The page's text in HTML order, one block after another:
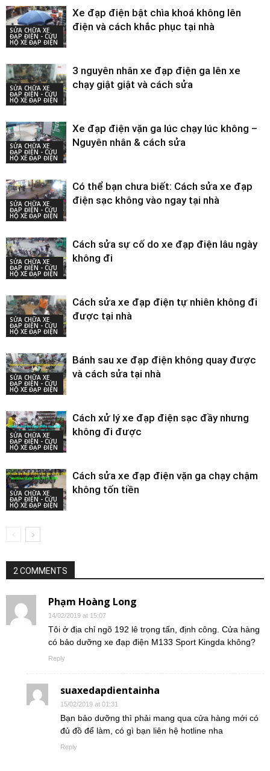
SỬA CHỮA XE
ĐẠP ĐIỆN - CỨU
HỘ XE ĐẠP ĐIỆN
Xe đạp điện bật chìa khoá không lên
điện và cách khắc phục tại nhà
SỬA CHỮA XE
ĐẠP ĐIỆN - CỨU
HỘ XE ĐẠP ĐIỆN
3 nguyên nhân xe đạp điện ga lên xe
chạy giật giật và cách sửa
SỬA CHỮA XE
ĐẠP ĐIỆN - CỨU
HỘ XE ĐẠP ĐIỆN
Xe đạp điện vặn ga lúc chạy lúc không –
Nguyên nhân & cách sửa
SỬA CHỮA XE
ĐẠP ĐIỆN - CỨU
HỘ XE ĐẠP ĐIỆN
Có thể bạn chưa biết: Cách sửa xe đạp
điện sạc không vào ngay tại nhà
SỬA CHỮA XE
ĐẠP ĐIỆN - CỨU
HỘ XE ĐẠP ĐIỆN
Cách sửa sự cố do xe đạp điện lâu ngày
không đi
SỬA CHỮA XE
ĐẠP ĐIỆN - CỨU
HỘ XE ĐẠP ĐIỆN
Cách sửa xe đạp điện tự nhiên không đi
được tại nhà
SỬA CHỮA XE
ĐẠP ĐIỆN - CỨU
HỘ XE ĐẠP ĐIỆN
Bánh sau xe đạp điện không quay được
và cách sửa tại nhà
SỬA CHỮA XE
ĐẠP ĐIỆN - CỨU
HỘ XE ĐẠP ĐIỆN
Cách xử lý xe đạp điện sạc đầy nhưng
không đi được
SỬA CHỮA XE
ĐẠP ĐIỆN - CỨU
HỘ XE ĐẠP ĐIỆN
Cách sửa xe đạp điện vặn ga chạy chậm
không tốn tiền
2 COMMENTS
Phạm Hoàng Long
14/02/2019 at 15:07
Tôi ở địa chỉ ngõ 192 lê trọng tấn, định công. Cửa hàng
có bảo dưỡng xe đạp điện M133 Sport Kingda không?
Reply
suaxedapdientainha
15/02/2019 at 01:31
Bạn bảo dưỡng thì phải mang qua cửa hàng mới có
đủ đồ để làm, có gì bạn liên hệ hotline nha
Reply